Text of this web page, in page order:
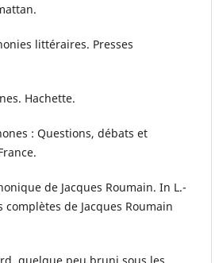
littéraires. Presses
Hachette.
: Questions, débats et
de Jacques Roumain. In L.-
de Jacques Roumain